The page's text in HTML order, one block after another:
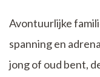
Avontuurlijke
spanning en
jong of oud bent,